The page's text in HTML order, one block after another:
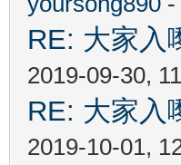
RE: 大家入
2019-09-30,
RE: 大家入
2019-10-01,